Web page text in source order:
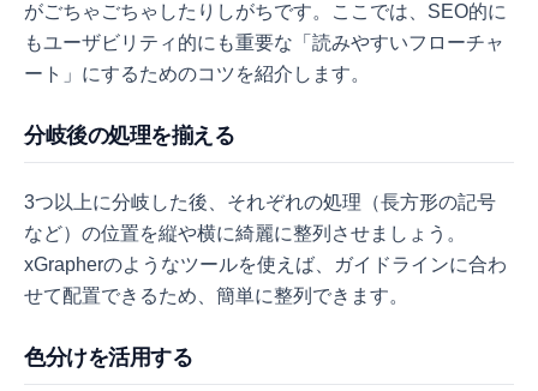
がごちゃごちゃしたりしがちです。ここでは、SEO的に
もユーザビリティ的にも重要な「読みやすいフローチャ
ート」にするためのコツを紹介します。
分岐後の処理を揃える
3つ以上に分岐した後、それぞれの処理（長方形の記号
など）の位置を縦や横に綺麗に整列させましょう。
xGrapherのようなツールを使えば、ガイドラインに合わ
せて配置できるため、簡単に整列できます。
色分けを活用する